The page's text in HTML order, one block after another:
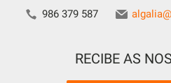
986 379 587
RECIBE AS